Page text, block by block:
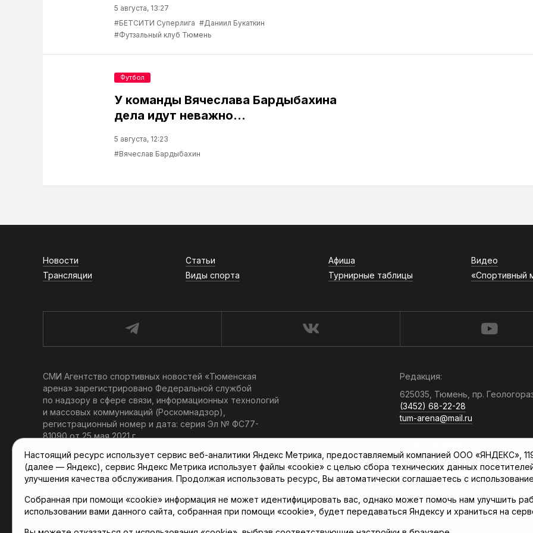
5 августа, 13:27
#БЕТСИТИ Суперлига #Даниил Букаткин
#Футзальный клуб Тюмень
У команды Вячеслава Бардыбахина
дела идут неважно…
5 августа, 12:23
#Вячеслав Бардыбахин
Футбол
Новости Статьи Афиша
Видео
Трансляции
Виды спорта Турнирные таблицы «Спортивный
СМИ Агентство спортивных новостей «Тюменская
арена» зарегистрировано Федеральной службой
по надзору в сфере связи, информационных технологий
и массовых коммуникаций (Роскомнадзор),
регистрационный номер и дата: серия Эл № ФС77-
81090 от 25 мая 2021 г.
Главный редактор: Мартынов В. В.
При использовании материалов ссылка обязательна.
Политика конфиденциальности
Редакция:
625035, Тюмень, пр.
(3452) 68-22-28
tum-arena@mail.ru
Отдел продаж:
(3452) 68-89-78
kotovaev@sibinformburo.ru
Настоящий ресурс использует сервис веб-аналитики Яндекс Метрика, предоставляемый компанией ООО «ЯНДЕКС»,
(далее — Яндекс), сервис Яндекс Метрика использует файлы «cookie» с целью сбора технических данных
улучшения качества обслуживания. Продолжая использовать ресурс, Вы автоматически соглашаетесь с
Собранная при помощи «cookie» информация не может идентифицировать вас, однако может помочь нам улучшить
использовании вами данного сайта, собранная при помощи «cookie», будет передаваться Яндексу и храниться на